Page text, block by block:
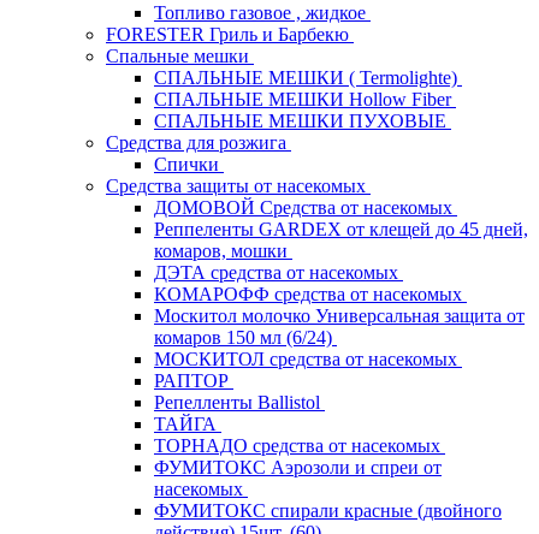
Топливо газовое , жидкое
FORESTER Гриль и Барбекю
Спальные мешки
СПАЛЬНЫЕ МЕШКИ ( Termolighte)
СПАЛЬНЫЕ МЕШКИ Hollow Fiber
СПАЛЬНЫЕ МЕШКИ ПУХОВЫЕ
Средства для розжига
Спички
Средства защиты от насекомых
ДОМОВОЙ Средства от насекомых
Реппеленты GARDEX от клещей до 45 дней,
комаров, мошки
ДЭТА средства от насекомых
КОМАРОФФ средства от насекомых
Москитол молочко Универсальная защита от
комаров 150 мл (6/24)
МОСКИТОЛ средства от насекомых
РАПТОР
Репелленты Ballistol
ТАЙГА
ТОРНАДО средства от насекомых
ФУМИТОКС Аэрозоли и спреи от
насекомых
ФУМИТОКС спирали красные (двойного